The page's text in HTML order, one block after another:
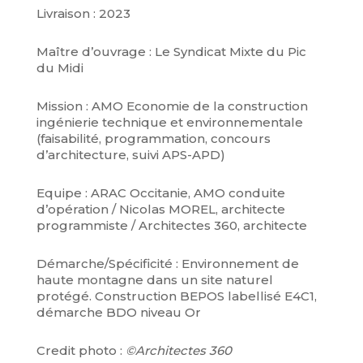
Livraison : 2023
Maître d’ouvrage : Le Syndicat Mixte du Pic
du Midi
Mission : AMO Economie de la construction
ingénierie technique et environnementale
(faisabilité, programmation, concours
d’architecture, suivi APS-APD)
Equipe : ARAC Occitanie, AMO conduite
d’opération / Nicolas MOREL, architecte
programmiste / Architectes 360, architecte
Démarche/Spécificité : Environnement de
haute montagne dans un site naturel
protégé. Construction BEPOS labellisé E4C1,
démarche BDO niveau Or
Credit photo : ©Architectes 360